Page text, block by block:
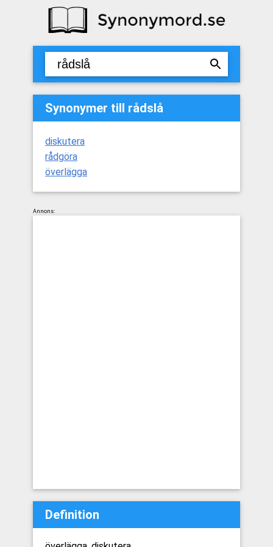
Synonymer till rådslå
diskutera
rådgöra
överlägga
Annons:
Definition